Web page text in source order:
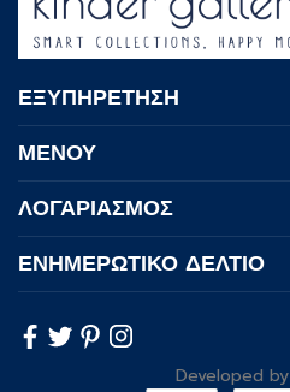
ΕΞΥΠΗΡΕΤΗΣΗ
ΜΕΝΟΥ
ΛΟΓΑΡΙΑΣΜΟΣ
ΕΝΗΜΕΡΩΤΙΚΟ ΔΕΛΤΙΟ
Developed by